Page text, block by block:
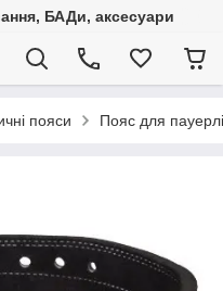
БАДи, аксесуари
пояси Пояс для